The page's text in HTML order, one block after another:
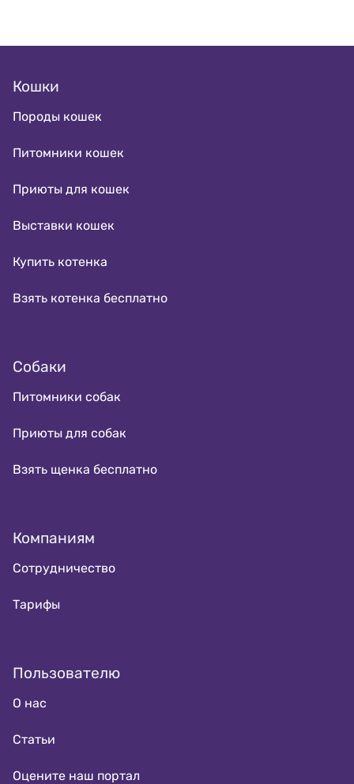
Кошки
Породы кошек
Питомники кошек
Приюты для кошек
Выставки кошек
Купить котенка
Взять котенка бесплатно
Собаки
Питомники собак
Приюты для собак
Взять щенка бесплатно
Компаниям
Сотрудничество
Тарифы
Пользователю
О нас
Статьи
Оцените наш портал